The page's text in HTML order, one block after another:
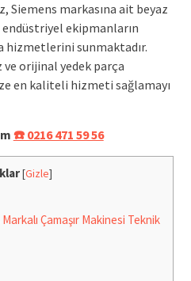
Siemens markasına ait beyaz
ekipmanların
hizmetlerini sunmaktadır.
orijinal yedek parça
en kaliteli hizmeti sağlamayı
☎️ 0216 471 59 56
[Gizle]
Çamaşır Makinesi Teknik